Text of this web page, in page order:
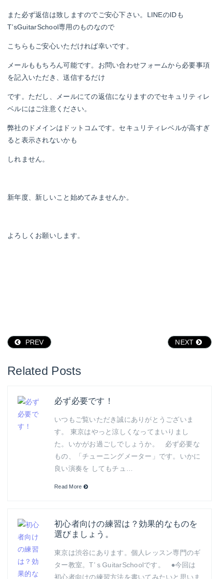
また必ず返信は致しますのでご安心下さい。LINEのIDも
T’sGuitarSchool専用のものなので
こちらもご安心いただければ幸いです。
メールももちろん可能です。お問い合わせフォームから必要事項
を記入いただき、送信するだけ
です。ただし、メールにての返信になりますのでセキュリティレ
ベルにはご注意ください。
弊社のドメインはドットコムです。セキュリティレベルが高すぎ
ると表示されないかも
しれません。
新年度、新しいこと始めてみませんか。
よろしくお願いします。
PREV NEXT
Related Posts
必ず必要です！
いつもご覧いただき誠にありがとうございま
す。 東京はやっと涼しくなってまいりまし
た。いかがお過ごしでしょうか。 必ず必要な
もの、「チューニングメーター」です。いかに
良い演奏を してもチュ…
Read More
初心者向けの練習は？効果的なものを
選びましょう。
東京は渋谷にあります。個人レッスン専門のギ
ター教室。T’ｓGuitarSchoolです。 ●今回は
初心者向けの練習方法を書いてみたいと思いま